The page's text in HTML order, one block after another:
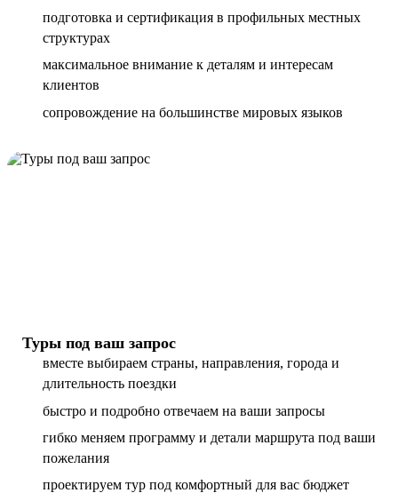
подготовка и сертификация в профильных местных
структурах
максимальное внимание к деталям и интересам
клиентов
сопровождение на большинстве мировых языков
Туры под ваш запрос
вместе выбираем страны, направления, города и
длительность поездки
быстро и подробно отвечаем на ваши запросы
гибко меняем программу и детали маршрута под ваши
пожелания
проектируем тур под комфортный для вас бюджет